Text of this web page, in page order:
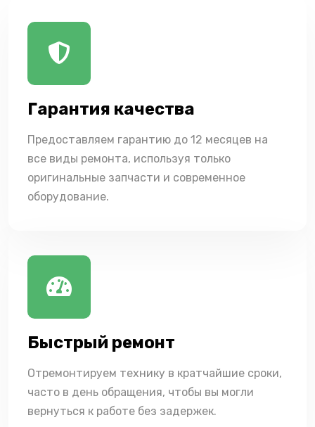
Гарантия качества
Предоставляем гарантию до 12 месяцев на
все виды ремонта, используя только
оригинальные запчасти и современное
оборудование.
Быстрый ремонт
Отремонтируем технику в кратчайшие сроки,
часто в день обращения, чтобы вы могли
вернуться к работе без задержек.